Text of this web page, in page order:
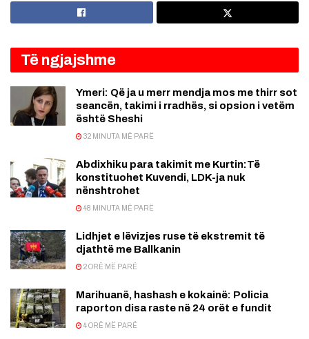
Të ngjajshme
Ymeri: Që ja u merr mendja mos me thirr sot
seancën, takimi i rradhës, si opsion i vetëm
është Sheshi
32 MINUTA MË PARË
Abdixhiku para takimit me Kurtin:Të
konstituohet Kuvendi, LDK-ja nuk
nënshtrohet
48 MINUTA MË PARË
Lidhjet e lëvizjes ruse të ekstremit të
djathtë me Ballkanin
2 ORË MË PARË
Marihuanë, hashash e kokainë: Policia
raporton disa raste në 24 orët e fundit
4 ORË MË PARË